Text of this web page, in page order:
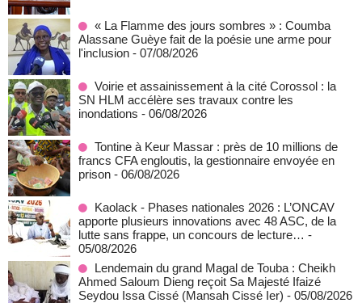
« La Flamme des jours sombres » : Coumba
Alassane Guèye fait de la poésie une arme pour
l'inclusion - 07/08/2026
Voirie et assainissement à la cité Corossol : la
SN HLM accélère ses travaux contre les
inondations - 06/08/2026
Tontine à Keur Massar : près de 10 millions de
francs CFA engloutis, la gestionnaire envoyée en
prison - 06/08/2026
Kaolack - Phases nationales 2026 : L’ONCAV
apporte plusieurs innovations avec 48 ASC, de la
lutte sans frappe, un concours de lecture… -
05/08/2026
Lendemain du grand Magal de Touba : Cheikh
Ahmed Saloum Dieng reçoit Sa Majesté Ifaizé
Seydou Issa Cissé (Mansah Cissé Ier) - 05/08/2026